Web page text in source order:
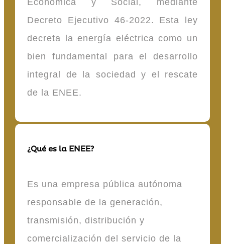
Económica y Social, mediante
Decreto Ejecutivo 46-2022. Esta ley
decreta la energía eléctrica como un
bien fundamental para el desarrollo
integral de la sociedad y el rescate
de la ENEE.
¿Qué es la ENEE?
Es una empresa pública autónoma
responsable de la generación,
transmisión, distribución y
comercialización del servicio de la